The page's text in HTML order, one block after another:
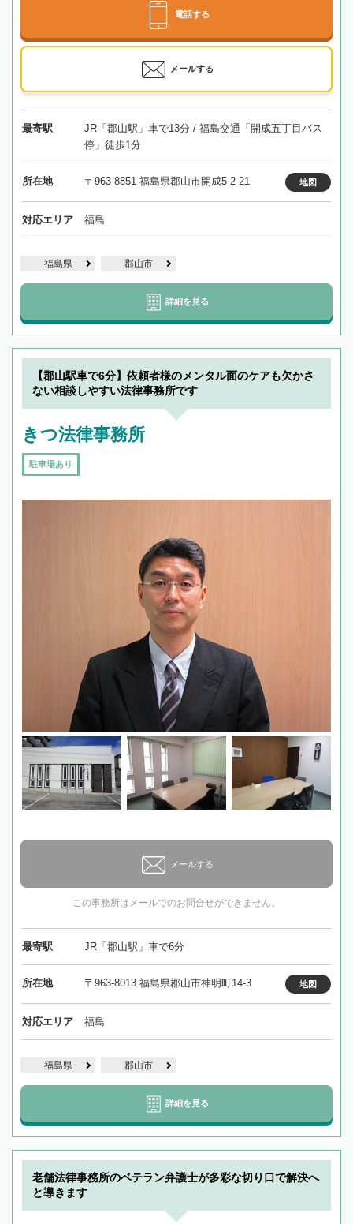
電話する
メールする
最寄駅
JR「郡山駅」車で13分 / 福島交通「開成五丁目バス
停」徒歩1分
所在地 〒963-8851 福島県郡山市開成5-2-21 地図
対応エリア 福島
福島県 郡山市
詳細を見る
【郡山駅車で6分】依頼者様のメンタル面のケアも欠かさ
ない相談しやすい法律事務所です
きつ法律事務所
駐車場あり
メールする
この事務所はメールでのお問合せができません。
最寄駅 JR「郡山駅」車で6分
所在地 〒963-8013 福島県郡山市神明町14-3 地図
対応エリア 福島
福島県 郡山市
詳細を見る
老舗法律事務所のベテラン弁護士が多彩な切り口で解決へ
と導きます